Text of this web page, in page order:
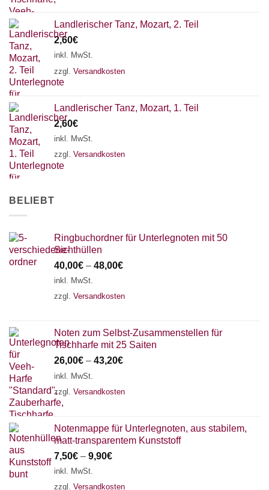
Landlerischer Tanz, Mozart, 2. Teil
2,60€
inkl. MwSt.
zzgl. Versandkosten
Landlerischer Tanz, Mozart, 1. Teil
2,60€
inkl. MwSt.
zzgl. Versandkosten
BELIEBT
Ringbuchordner für Unterlegnoten mit 50
Sichthüllen
40,00€ – 48,00€
inkl. MwSt.
zzgl. Versandkosten
Noten zum Selbst-Zusammenstellen für
Tischharfe mit 25 Saiten
26,00€ – 43,20€
inkl. MwSt.
zzgl. Versandkosten
Notenmappe für Unterlegnoten, aus stabilem,
matt-transparentem Kunststoff
7,50€ – 9,90€
inkl. MwSt.
zzgl. Versandkosten